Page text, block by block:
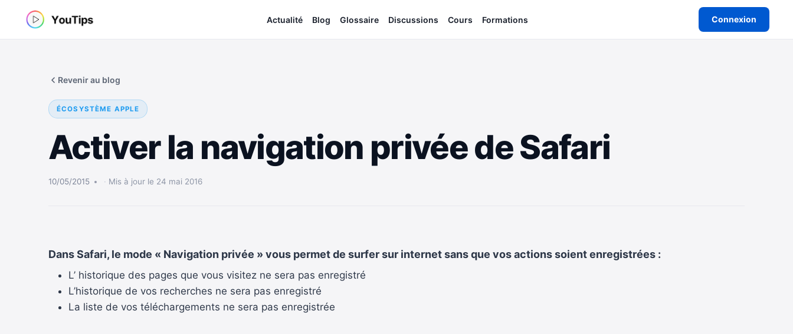
Actualité Blog Glossaire Discussions Cours Formations Connexion
Revenir au blog
ÉCOSYSTÈME APPLE
Activer la navigation privée de Safari
10/05/2015 Mis à jour le 24 mai 2016
Dans Safari, le mode « Navigation privée » vous permet de surfer sur internet sans que vos actions soient enregistrées :
L’ historique des pages que vous visitez ne sera pas enregistré
L’historique de vos recherches ne sera pas enregistré
La liste de vos téléchargements ne sera pas enregistrée